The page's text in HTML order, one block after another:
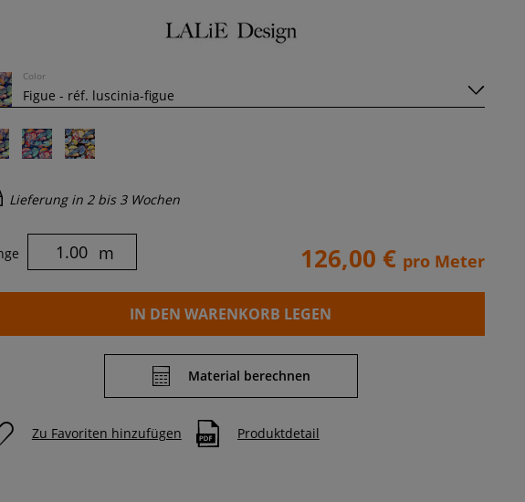
Color
Lieferung in 2 bis 3 Wochen
m 126,00 € pro Meter
IN DEN WARENKORB LEGEN
Material berechnen
Zu Favoriten hinzufügen Produktdetail